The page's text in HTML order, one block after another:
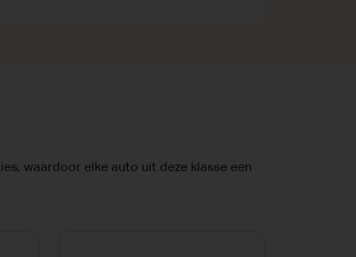
waardoor elke auto uit deze klasse een